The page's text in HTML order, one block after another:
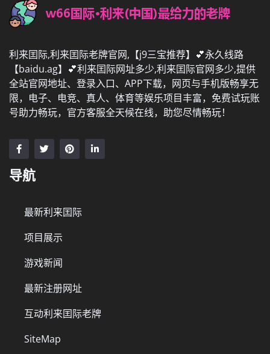
利来囯际,利来囯际老牌官网,【j9三宝推荐】💕永久线路
【baidu.ag】💕利来囯际网址多少,利来囯际官网多少,提供
全站官网地址、登录入口、APP下载，网页与手机版畅享无
限，电子、电竞、真人、体育等娱乐项目丰富，免费试玩账
号助力畅玩，官方客服全天候在线，助您尽情畅玩！
导航
最新利来囯际
项目展示
游戏新闻
最新注册网址
互动利来囯际老牌
SiteMap